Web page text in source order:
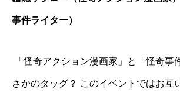
事件ライター）
「怪奇アクション漫画家」と「怪奇事
さかのタッグ？ このイベントではお互